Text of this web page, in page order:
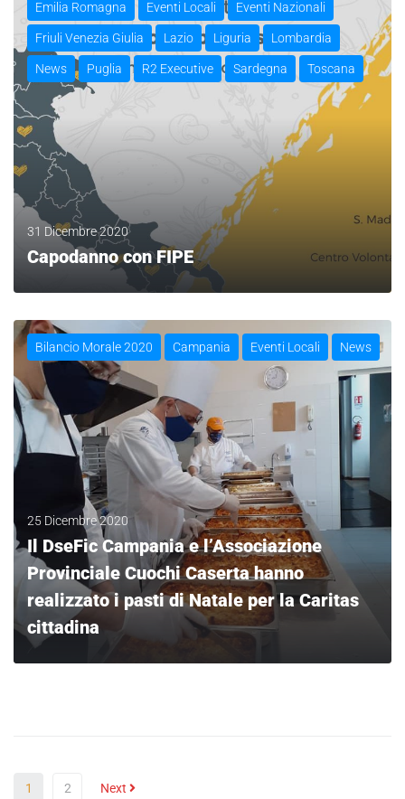
Emilia Romagna Eventi Locali Eventi Nazionali
Friuli Venezia Giulia Lazio Liguria Lombardia
News Puglia R2 Executive Sardegna Toscana
31 Dicembre 2020
Capodanno con FIPE
Bilancio Morale 2020 Campania Eventi Locali News
25 Dicembre 2020
Il DseFic Campania e l’Associazione
Provinciale Cuochi Caserta hanno
realizzato i pasti di Natale per la Caritas
cittadina
LEGGI
1 2 Next